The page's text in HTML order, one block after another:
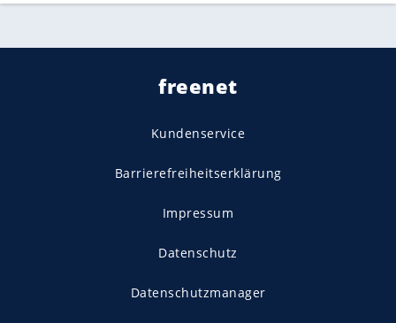
freenet
Kundenservice
Barrierefreiheitserklärung
Impressum
Datenschutz
Datenschutzmanager